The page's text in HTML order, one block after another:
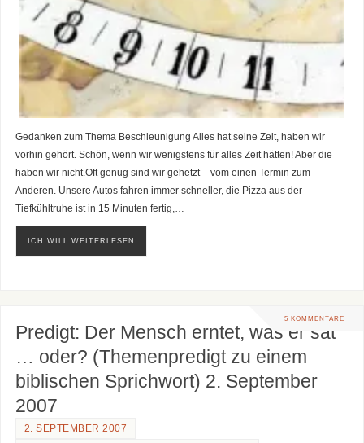
Gedanken zum Thema Beschleunigung Alles hat seine Zeit, haben wir
vorhin gehört. Schön, wenn wir wenigstens für alles Zeit hätten! Aber die
haben wir nicht.Oft genug sind wir gehetzt – vom einen Termin zum
Anderen. Unsere Autos fahren immer schneller, die Pizza aus der
Tiefkühltruhe ist in 15 Minuten fertig,…
ICH WILL WEITERLESEN
5 KOMMENTARE
Predigt: Der Mensch erntet, was er sät
… oder? (Themenpredigt zu einem
biblischen Sprichwort) 2. September
2007
2. SEPTEMBER 2007